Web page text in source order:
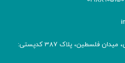
آدرس: پسـتی تهران، خیابان طالقانی، میدان فلسطین، پلاک 387 کدپستی: